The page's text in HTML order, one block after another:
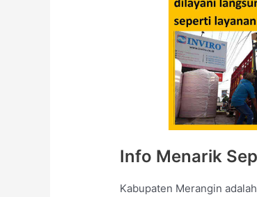
Info Menarik
Kabupaten Merangin